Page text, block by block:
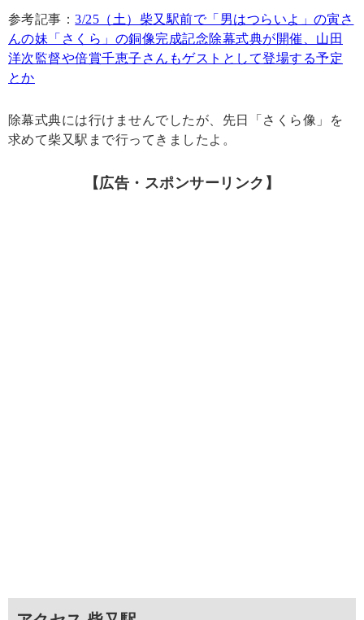
参考記事：3/25（土）柴又駅前で「男はつらいよ」の寅さ
んの妹「さくら」の銅像完成記念除幕式典が開催、山田
洋次監督や倍賞千恵子さんもゲストとして登場する予定
とか
除幕式典には行けませんでしたが、先日「さくら像」を
求めて柴又駅まで行ってきましたよ。
【広告・スポンサーリンク】